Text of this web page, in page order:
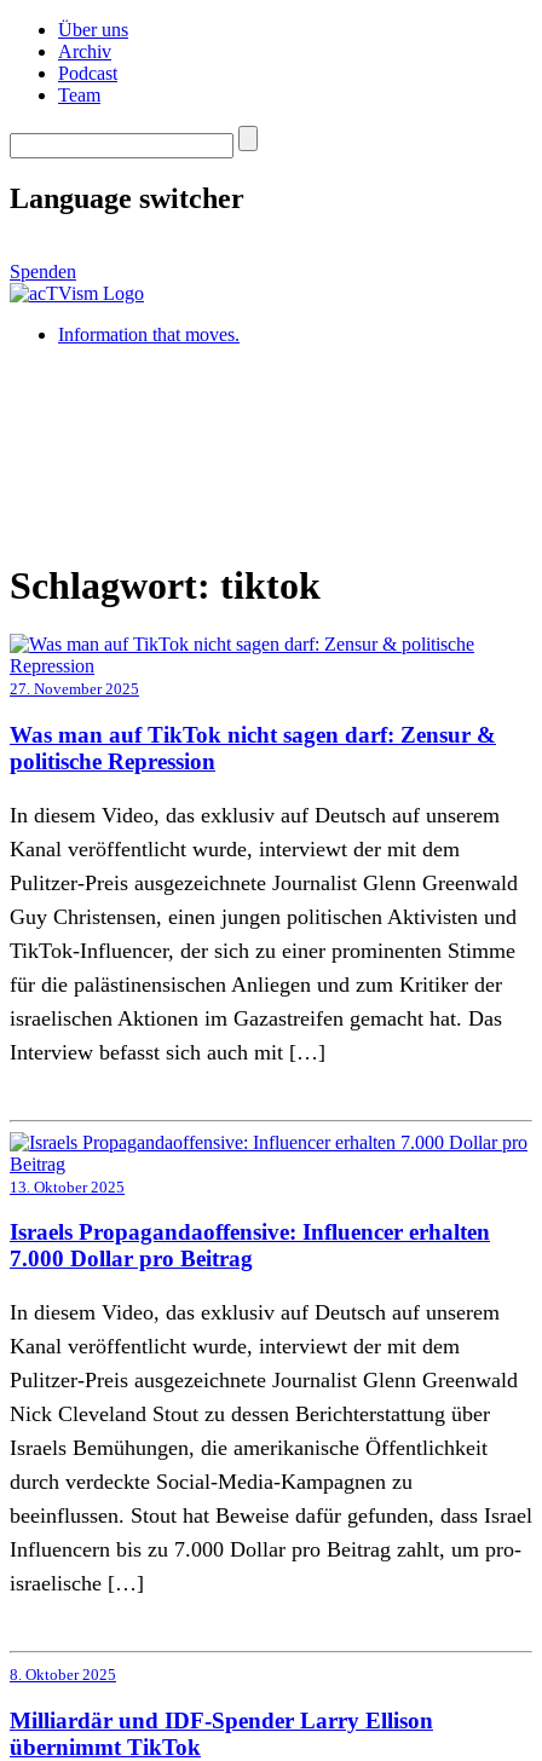
Über uns
Archiv
Podcast
Team
Language switcher
Spenden
Information that moves.
Schlagwort: tiktok
27. November 2025
Was man auf TikTok nicht sagen darf: Zensur &
politische Repression
In diesem Video, das exklusiv auf Deutsch auf unserem
Kanal veröffentlicht wurde, interviewt der mit dem
Pulitzer-Preis ausgezeichnete Journalist Glenn Greenwald
Guy Christensen, einen jungen politischen Aktivisten und
TikTok-Influencer, der sich zu einer prominenten Stimme
für die palästinensischen Anliegen und zum Kritiker der
israelischen Aktionen im Gazastreifen gemacht hat. Das
Interview befasst sich auch mit […]
13. Oktober 2025
Israels Propagandaoffensive: Influencer erhalten
7.000 Dollar pro Beitrag
In diesem Video, das exklusiv auf Deutsch auf unserem
Kanal veröffentlicht wurde, interviewt der mit dem
Pulitzer-Preis ausgezeichnete Journalist Glenn Greenwald
Nick Cleveland Stout zu dessen Berichterstattung über
Israels Bemühungen, die amerikanische Öffentlichkeit
durch verdeckte Social-Media-Kampagnen zu
beeinflussen. Stout hat Beweise dafür gefunden, dass Israel
Influencern bis zu 7.000 Dollar pro Beitrag zahlt, um pro-
israelische […]
8. Oktober 2025
Milliardär und IDF-Spender Larry Ellison
übernimmt TikTok